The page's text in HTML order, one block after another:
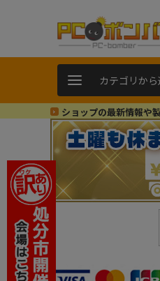
カテゴリか
ショップの最新情報や